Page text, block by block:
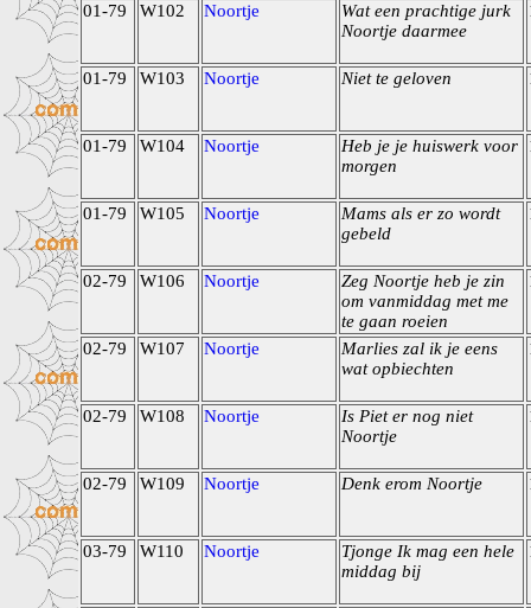
01-79 W102 Noortje
Wat een prachtige jurk
Noortje daarmee
01-79 W103 Noortje Niet te geloven
01-79 W104 Noortje
Heb je je huiswerk voor
morgen
01-79 W105 Noortje
Mams als er zo wordt
gebeld
02-79 W106 Noortje
Zeg Noortje heb je zin
om vanmiddag met me
te gaan roeien
02-79 W107 Noortje
Marlies zal ik je eens
wat opbiechten
02-79 W108 Noortje
Is Piet er nog niet
Noortje
02-79 W109 Noortje Denk erom Noortje
03-79 W110 Noortje
Tjonge Ik mag een hele
middag bij